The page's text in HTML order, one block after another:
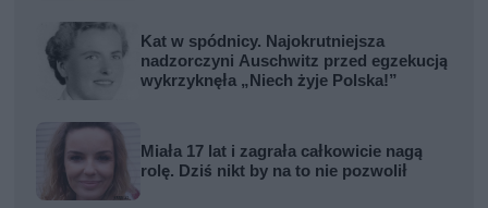
Kat w spódnicy. Najokrutniejsza
nadzorczyni Auschwitz przed egzekucją
wykrzyknęła „Niech żyje Polska!”
Miała 17 lat i zagrała całkowicie nagą
rolę. Dziś nikt by na to nie pozwolił